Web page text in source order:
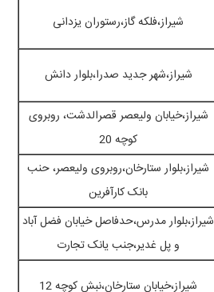
شیراز،فلکه گاز،رستوران یزدانی
شیراز،شهر جدید صدرا،بلوار دانش
شیراز،خیابان ولیعصر قصرالدشت، روبروی
کوچه 20
شیراز،بلوار ستارخان،روبروی ولیعصر، حنب
بانک کارآفرین
شیراز،بلوار مدرس،حدفاصل خیابان فضل آباد
و پل غدیر،جنب یانک تجارت
شیراز،خیابان ستارخان،نبش کوچه 12